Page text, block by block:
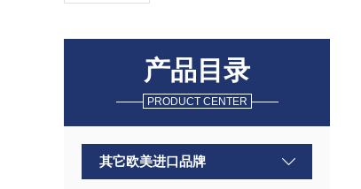
产品目录
PRODUCT CENTER
其它欧美进口品牌